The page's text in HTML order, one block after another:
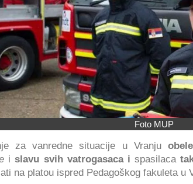
Foto MUP
za vanredne situacije u Vranju
islavu svih vatrogasaca i spasilaca
na platou ispred Pedagoškog fakuleta u